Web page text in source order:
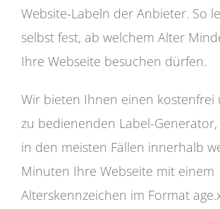
Website-Labeln der Anbieter. So
selbst fest, ab welchem Alter
Ihre Webseite besuchen dürfen.
Wir bieten Ihnen einen kostenfrei
zu bedienenden Label-
in den meisten Fällen innerhalb
Minuten Ihre Webseite mit einem
Alterskennzeichen im Format